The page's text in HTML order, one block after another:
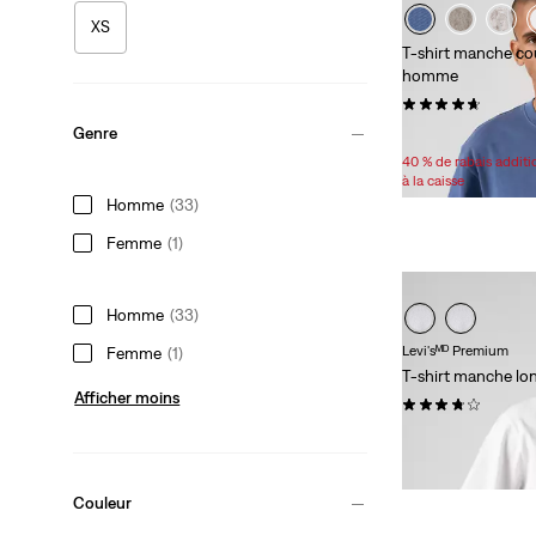
XS
Genre
Homme (33)
Femme (1)
Homme (33)
Femme (1)
Afficher moins
Couleur
T-shirt manche
homme
Price
Range
is
30,98 $ -37,98 $
40 % de rabais
à la caisse
Levi'sᴹᴰ Premium
T-shirt manche
Original
Price
45,00 $